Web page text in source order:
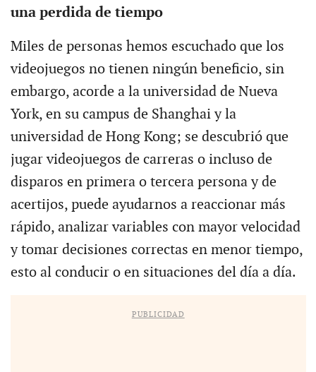
una perdida de tiempo
Miles de personas hemos escuchado que los
videojuegos no tienen ningún beneficio, sin
embargo, acorde a la universidad de Nueva
York, en su campus de Shanghai y la
universidad de Hong Kong; se descubrió que
jugar videojuegos de carreras o incluso de
disparos en primera o tercera persona y de
acertijos, puede ayudarnos a reaccionar más
rápido, analizar variables con mayor velocidad
y tomar decisiones correctas en menor tiempo,
esto al conducir o en situaciones del día a día.
PUBLICIDAD